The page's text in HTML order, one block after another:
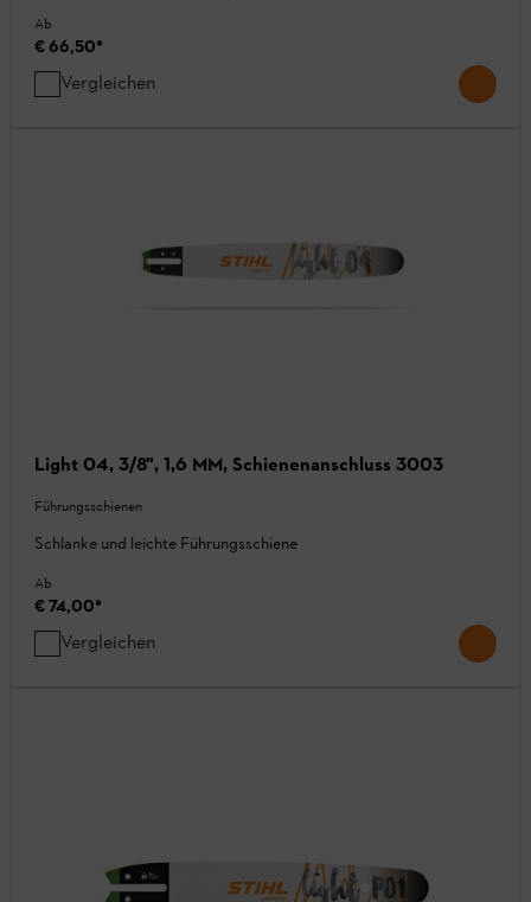
Ab
€ 66,50*
Vergleichen
Light 04, 3/8", 1,6 MM, Schienenanschluss 3003
Führungsschienen
Schlanke und leichte Führungsschiene
Ab
€ 74,00*
Vergleichen